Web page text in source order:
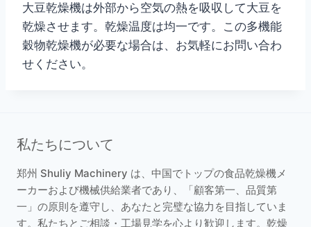
大豆乾燥機は外部から空気の熱を吸収して大豆を
乾燥させます。乾燥温度は均一です。この多機能
穀物乾燥機が必要な場合は、お気軽にお問い合わ
せください。
私たちについて
郑州 Shuliy Machinery は、中国でトップの食品乾燥機メ
ーカーおよび機械供給業者であり、「顧客第一、品質第
一」の原則を遵守し、あなたと完璧な協力を目指していま
す。私たちとご相談・工場見学を心より歓迎します。乾燥